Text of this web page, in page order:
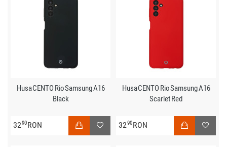
Husa CENTO Rio Samsung A16
Black
3290RON
Husa CENTO Rio Samsung A16
Scarlet Red
3290RON